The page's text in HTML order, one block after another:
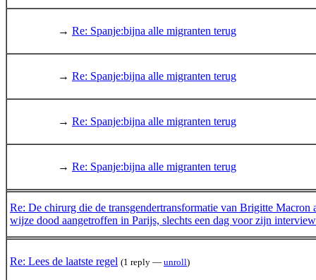
→ Re: Spanje:bijna alle migranten terug
→ Re: Spanje:bijna alle migranten terug
→ Re: Spanje:bijna alle migranten terug
→ Re: Spanje:bijna alle migranten terug
Re: De chirurg die de transgendertransformatie van Brigitte Macron
wijze dood aangetroffen in Parijs, slechts een dag voor zijn
Re: Lees de laatste regel (1 reply — unroll)